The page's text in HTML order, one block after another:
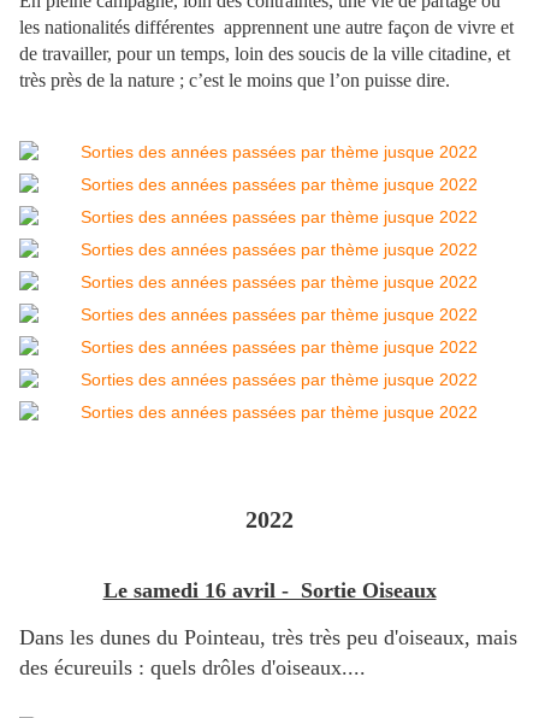
les nationalités différentes apprennent une autre façon de vivre et
de travailler, pour un temps, loin des soucis de la ville citadine, et
très près de la nature ; c’est le moins que l’on puisse dire.
2022
Le samedi 16 avril - Sortie Oiseaux
Dans les dunes du Pointeau, très très peu d'oiseaux, mais
des écureuils : quels drôles d'oiseaux....